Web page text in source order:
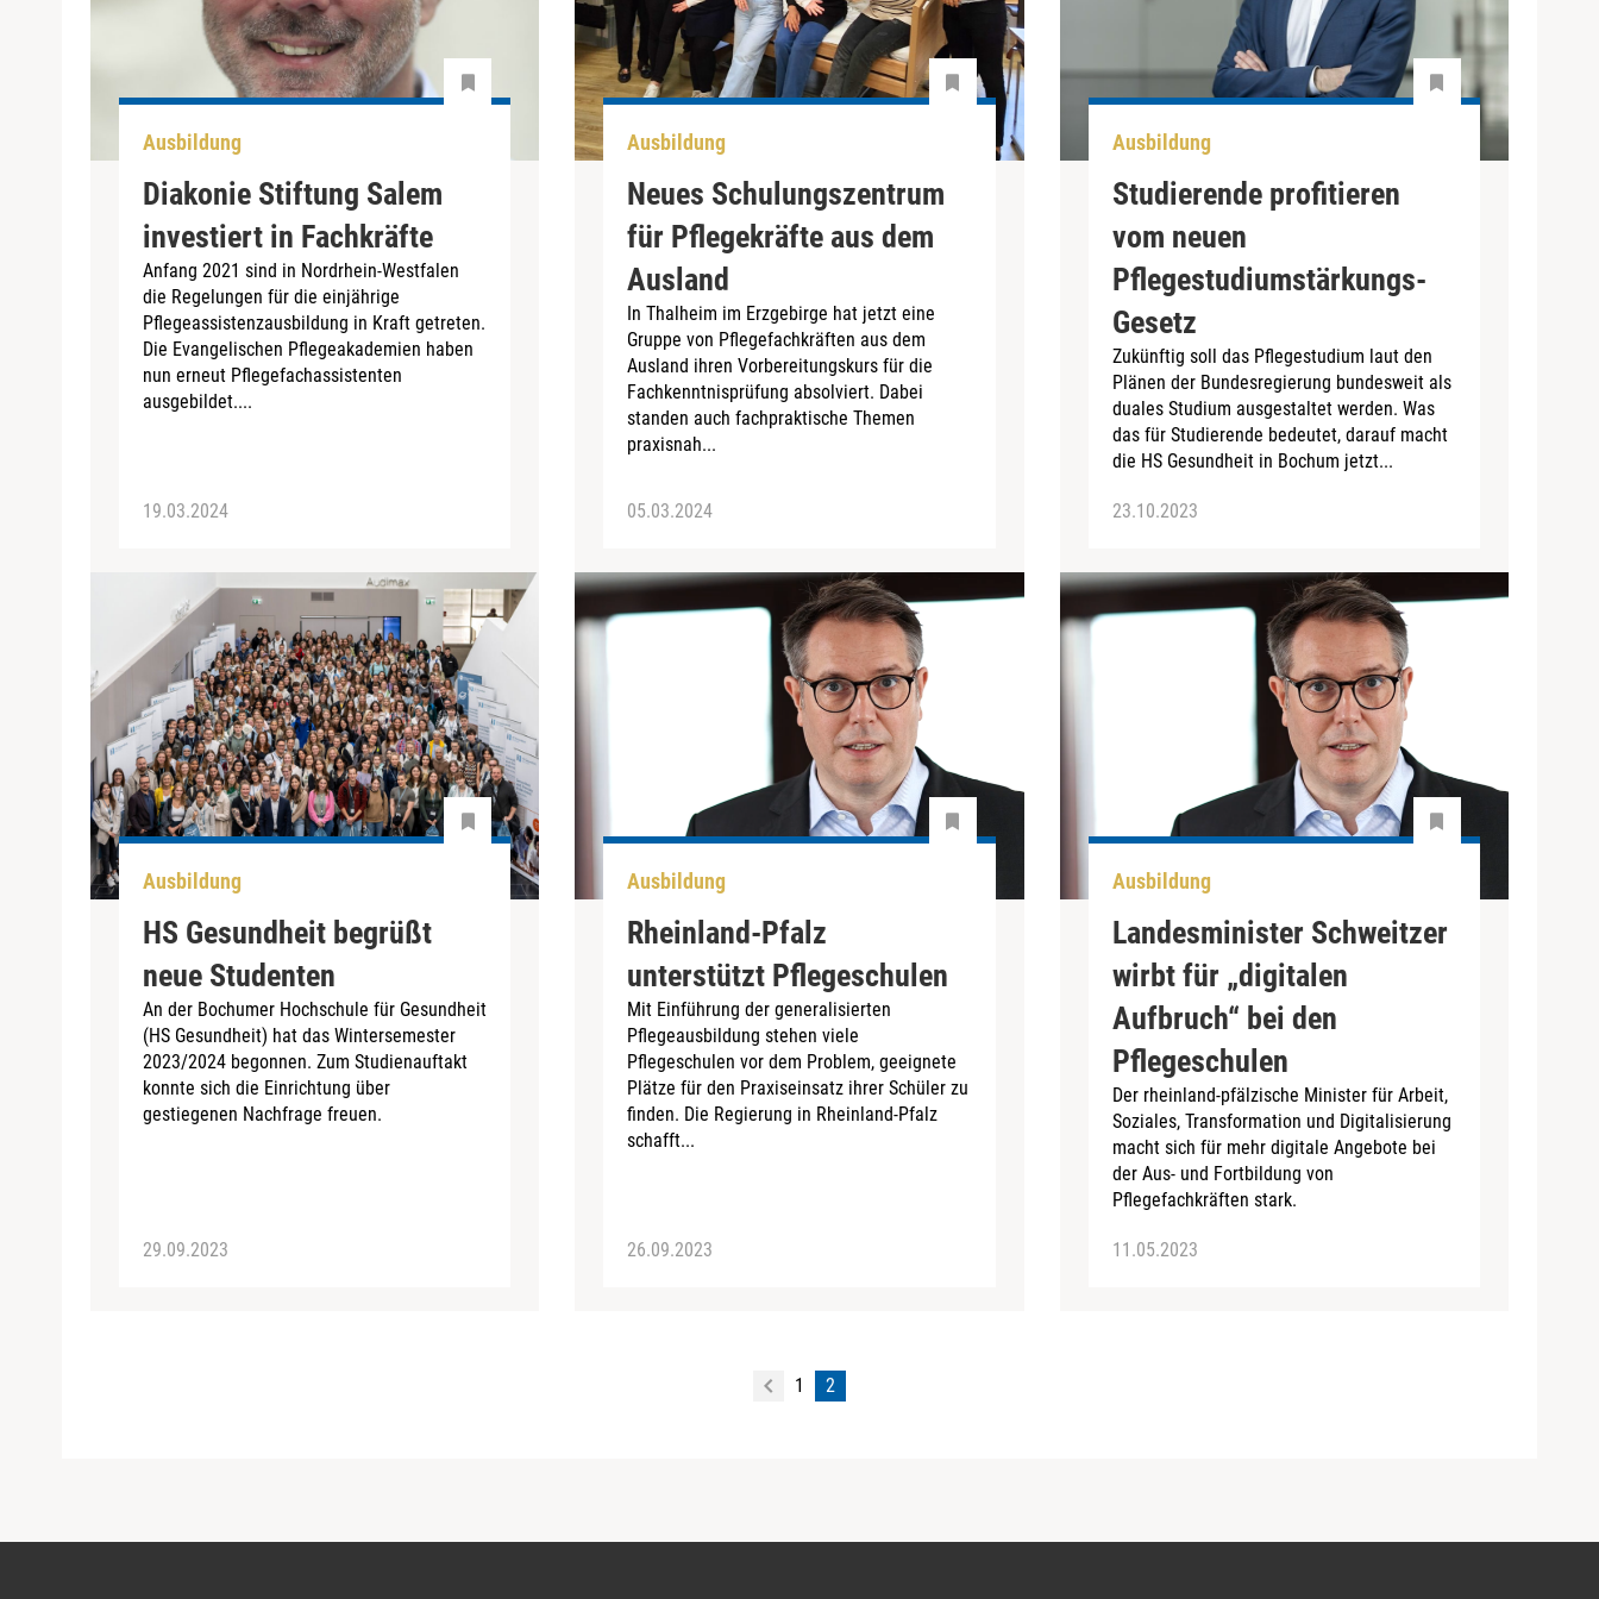
Ausbildung
Diakonie Stiftung Salem
investiert in Fachkräfte
Anfang 2021 sind in Nordrhein-Westfalen
die Regelungen für die einjährige
Pflegeassistenzausbildung in Kraft getreten.
Die Evangelischen Pflegeakademien haben
nun erneut Pflegefachassistenten
ausgebildet....
19.03.2024
Ausbildung
Neues Schulungszentrum
für Pflegekräfte aus dem
Ausland
In Thalheim im Erzgebirge hat jetzt eine
Gruppe von Pflegefachkräften aus dem
Ausland ihren Vorbereitungskurs für die
Fachkenntnisprüfung absolviert. Dabei
standen auch fachpraktische Themen
praxisnah...
05.03.2024
Ausbildung
Studierende profitieren
vom neuen
Pflegestudiumstärkungs-
Gesetz
Zukünftig soll das Pflegestudium laut den
Plänen der Bundesregierung bundesweit als
duales Studium ausgestaltet werden. Was
das für Studierende bedeutet, darauf macht
die HS Gesundheit in Bochum jetzt...
23.10.2023
Ausbildung
HS Gesundheit begrüßt
neue Studenten
An der Bochumer Hochschule für Gesundheit
(HS Gesundheit) hat das Wintersemester
2023/2024 begonnen. Zum Studienauftakt
konnte sich die Einrichtung über
gestiegenen Nachfrage freuen.
29.09.2023
Ausbildung
Rheinland-Pfalz
unterstützt Pflegeschulen
Mit Einführung der generalisierten
Pflegeausbildung stehen viele
Pflegeschulen vor dem Problem, geeignete
Plätze für den Praxiseinsatz ihrer Schüler zu
finden. Die Regierung in Rheinland-Pfalz
schafft...
26.09.2023
Ausbildung
Landesminister Schweitzer
wirbt für „digitalen
Aufbruch“ bei den
Pflegeschulen
Der rheinland-pfälzische Minister für Arbeit,
Soziales, Transformation und Digitalisierung
macht sich für mehr digitale Angebote bei
der Aus- und Fortbildung von
Pflegefachkräften stark.
11.05.2023
1 2